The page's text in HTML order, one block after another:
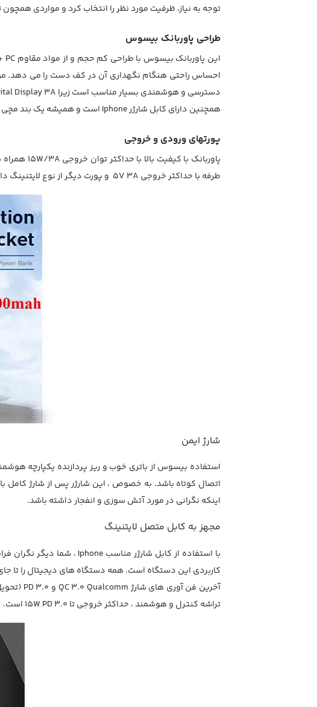
توجه به نیاز، ظرفیت مورد نظر را انتخاب کرد و مواردی
طراحی پاوربانک بیسوس
احساس راحتی هنگام نگهداری آن در کف دست را می دهد.
دسترسی و هوشمندی بسیار مناسب است زیرا Qpow Digital Display 3A دارای صفحه نمایش دیجیتال است.
همچنین دارای کابل شارژر Iphone است و همیشه یک بند مچی همراه آن است، با حداکثر جریان خروجی 5V 2A برای شارژ سریع.
پورتهای ورودی و خروجی
طرفه با حداکثر خروجی 5V 3A و پورت دیگر از نوع لایتنینگ دارای ورودی 5V 2A است.
شارژ ایمن
استفاده بیسوس از باتری خوب و ریز پردازنده یکپارچه
اتصال کوتاه باشد. به خصوص ، این شارژر پس از شارژ کامل
اینکه نگرانی در مورد آتش سوزی و انفجار داشته باشد.
مجهز به کابل متصل لایتنینگ
تراشه کنترل و هوشمند ، حداکثر خروجی تا 15W PD 3.0 است.